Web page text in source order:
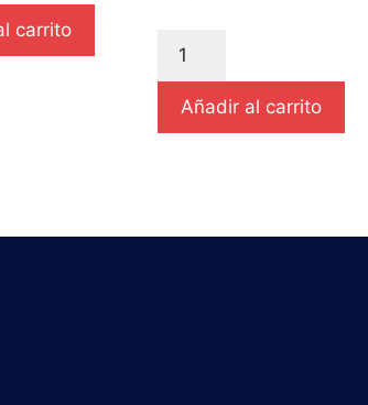
carrito
Añadir al carrito